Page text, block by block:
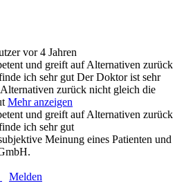
vor 4 Jahren
und greift auf Alternativen zurück
ich sehr gut Der Doktor ist sehr
zurück nicht gleich die
Mehr anzeigen
und greift auf Alternativen zurück
ich sehr gut
Meinung eines Patienten und
Melden